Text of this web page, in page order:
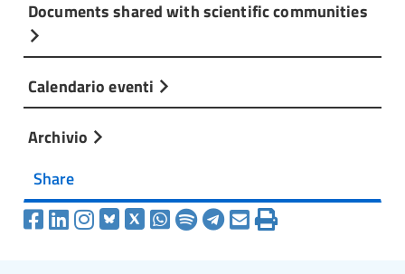
Documents shared with scientific communities
Calendario eventi
Archivio
Share